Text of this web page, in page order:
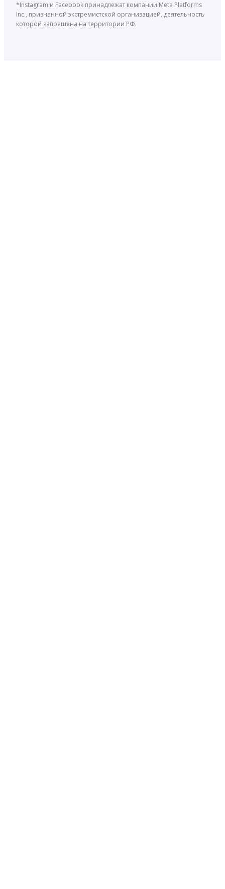
*Instagram и Facebook принадлежат компании Meta Platforms
Inc., признанной экстремистской организацией, деятельность
которой запрещена на территории РФ.